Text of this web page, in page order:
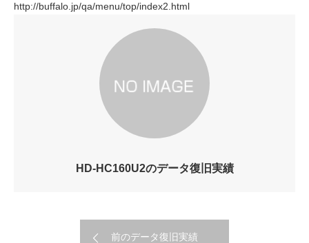
http://buffalo.jp/qa/menu/top/index2.html
HD-HC160U2のデータ復旧実績
前のデータ復旧実績